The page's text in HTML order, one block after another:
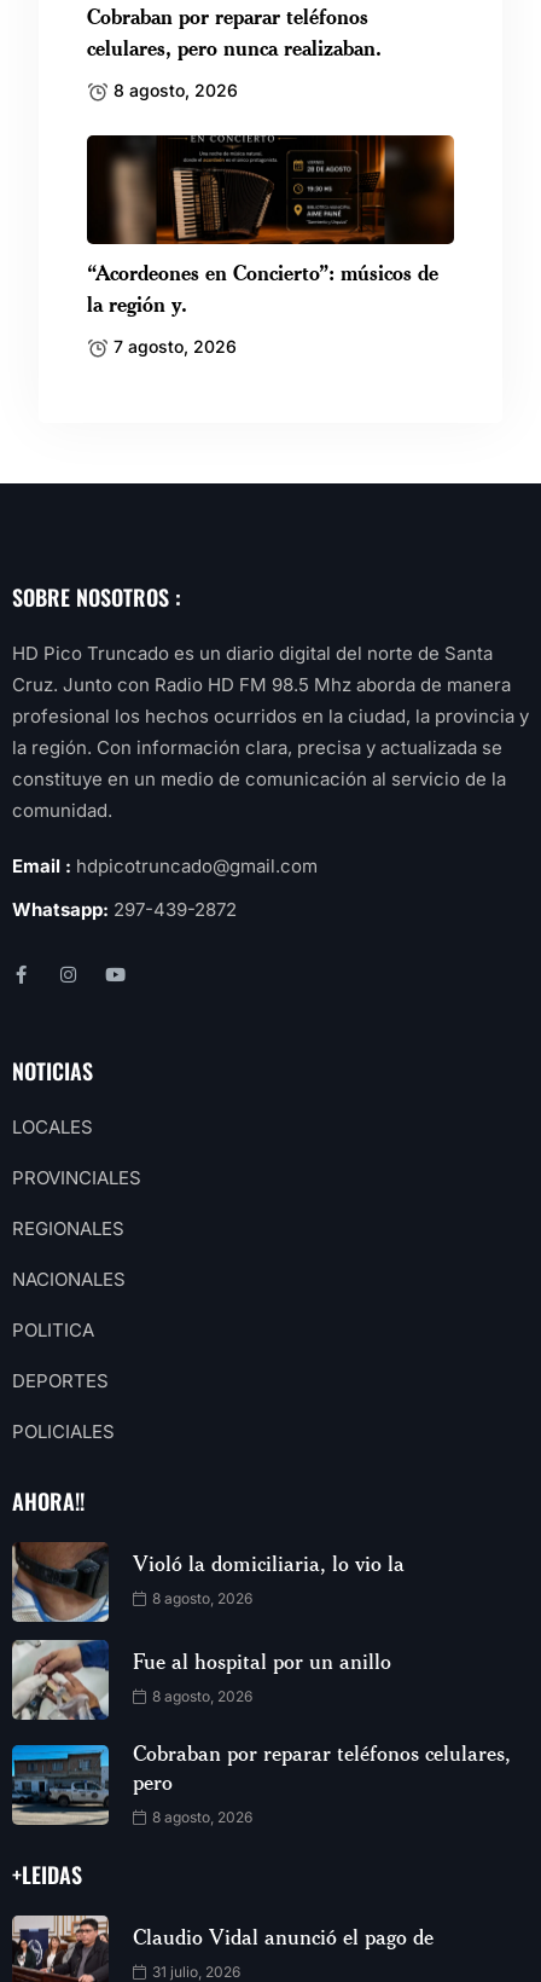
Cobraban por reparar teléfonos
celulares, pero nunca realizaban.
8 agosto, 2026
“Acordeones en Concierto”: músicos de
la región y.
7 agosto, 2026
SOBRE NOSOTROS :
HD Pico Truncado es un diario digital del norte de Santa
Cruz. Junto con Radio HD FM 98.5 Mhz aborda de manera
profesional los hechos ocurridos en la ciudad, la provincia y
la región. Con información clara, precisa y actualizada se
constituye en un medio de comunicación al servicio de la
comunidad.
Email : hdpicotruncado@gmail.com
Whatsapp: 297-439-2872
NOTICIAS
LOCALES
PROVINCIALES
REGIONALES
NACIONALES
POLITICA
DEPORTES
POLICIALES
AHORA!!
Violó la domiciliaria, lo vio la
8 agosto, 2026
Fue al hospital por un anillo
8 agosto, 2026
Cobraban por reparar teléfonos celulares,
pero
8 agosto, 2026
+LEIDAS
Claudio Vidal anunció el pago de
31 julio, 2026